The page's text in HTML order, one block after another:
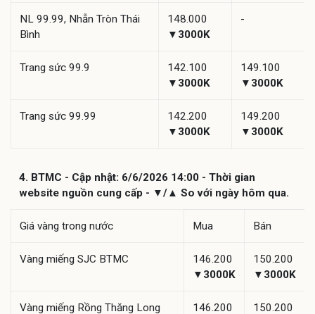
NL 99.99, Nhẫn Tròn Thái
Bình
148.000
▼3000K
-
Trang sức 99.9
142.100
▼3000K
149.100
▼3000K
Trang sức 99.99
142.200
▼3000K
149.200
▼3000K
4. BTMC - Cập nhật: 6/6/2026 14:00 - Thời gian
website nguồn cung cấp - ▼/▲ So với ngày hôm qua.
Giá vàng trong nước Mua Bán
Vàng miếng SJC BTMC
146.200
▼3000K
150.200
▼3000K
Vàng miếng Rồng Thăng Long
146.200
150.200